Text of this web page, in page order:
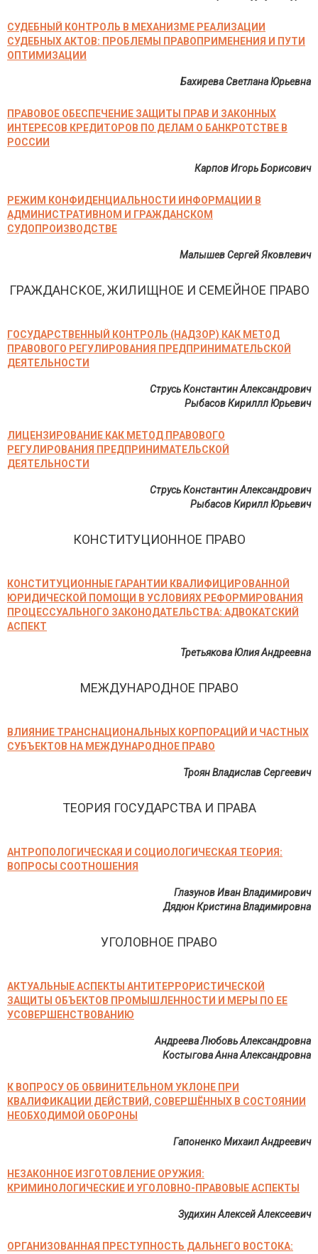
СУДЕБНЫЙ КОНТРОЛЬ В МЕХАНИЗМЕ РЕАЛИЗАЦИИ
СУДЕБНЫХ АКТОВ: ПРОБЛЕМЫ ПРАВОПРИМЕНЕНИЯ И ПУТИ
ОПТИМИЗАЦИИ
Бахирева Светлана Юрьевна
ПРАВОВОЕ ОБЕСПЕЧЕНИЕ ЗАЩИТЫ ПРАВ И ЗАКОННЫХ
ИНТЕРЕСОВ КРЕДИТОРОВ ПО ДЕЛАМ О БАНКРОТСТВЕ В
РОССИИ
Карпов Игорь Борисович
РЕЖИМ КОНФИДЕНЦИАЛЬНОСТИ ИНФОРМАЦИИ В
АДМИНИСТРАТИВНОМ И ГРАЖДАНСКОМ
СУДОПРОИЗВОДСТВЕ
Малышев Сергей Яковлевич
ГРАЖДАНСКОЕ, ЖИЛИЩНОЕ И СЕМЕЙНОЕ ПРАВО
ГОСУДАРСТВЕННЫЙ КОНТРОЛЬ (НАДЗОР) КАК МЕТОД
ПРАВОВОГО РЕГУЛИРОВАНИЯ ПРЕДПРИНИМАТЕЛЬСКОЙ
ДЕЯТЕЛЬНОСТИ
Струсь Константин Александрович
Рыбасов Кириллл Юрьевич
ЛИЦЕНЗИРОВАНИЕ КАК МЕТОД ПРАВОВОГО
РЕГУЛИРОВАНИЯ ПРЕДПРИНИМАТЕЛЬСКОЙ
ДЕЯТЕЛЬНОСТИ
Струсь Константин Александрович
Рыбасов Кирилл Юрьевич
КОНСТИТУЦИОННОЕ ПРАВО
КОНСТИТУЦИОННЫЕ ГАРАНТИИ КВАЛИФИЦИРОВАННОЙ
ЮРИДИЧЕСКОЙ ПОМОЩИ В УСЛОВИЯХ РЕФОРМИРОВАНИЯ
ПРОЦЕССУАЛЬНОГО ЗАКОНОДАТЕЛЬСТВА: АДВОКАТСКИЙ
АСПЕКТ
Третьякова Юлия Андреевна
МЕЖДУНАРОДНОЕ ПРАВО
ВЛИЯНИЕ ТРАНСНАЦИОНАЛЬНЫХ КОРПОРАЦИЙ И ЧАСТНЫХ
СУБЪЕКТОВ НА МЕЖДУНАРОДНОЕ ПРАВО
Троян Владислав Сергеевич
ТЕОРИЯ ГОСУДАРСТВА И ПРАВА
АНТРОПОЛОГИЧЕСКАЯ И СОЦИОЛОГИЧЕСКАЯ ТЕОРИЯ:
ВОПРОСЫ СООТНОШЕНИЯ
Глазунов Иван Владимирович
Дядюн Кристина Владимировна
УГОЛОВНОЕ ПРАВО
АКТУАЛЬНЫЕ АСПЕКТЫ АНТИТЕРРОРИСТИЧЕСКОЙ
ЗАЩИТЫ ОБЪЕКТОВ ПРОМЫШЛЕННОСТИ И МЕРЫ ПО ЕЕ
УСОВЕРШЕНСТВОВАНИЮ
Андреева Любовь Александровна
Костыгова Анна Александровна
К ВОПРОСУ ОБ ОБВИНИТЕЛЬНОМ УКЛОНЕ ПРИ
КВАЛИФИКАЦИИ ДЕЙСТВИЙ, СОВЕРШЁННЫХ В СОСТОЯНИИ
НЕОБХОДИМОЙ ОБОРОНЫ
Гапоненко Михаил Андреевич
НЕЗАКОННОЕ ИЗГОТОВЛЕНИЕ ОРУЖИЯ:
КРИМИНОЛОГИЧЕСКИЕ И УГОЛОВНО-ПРАВОВЫЕ АСПЕКТЫ
Зудихин Алексей Алексеевич
ОРГАНИЗОВАННАЯ ПРЕСТУПНОСТЬ ДАЛЬНЕГО ВОСТОКА: